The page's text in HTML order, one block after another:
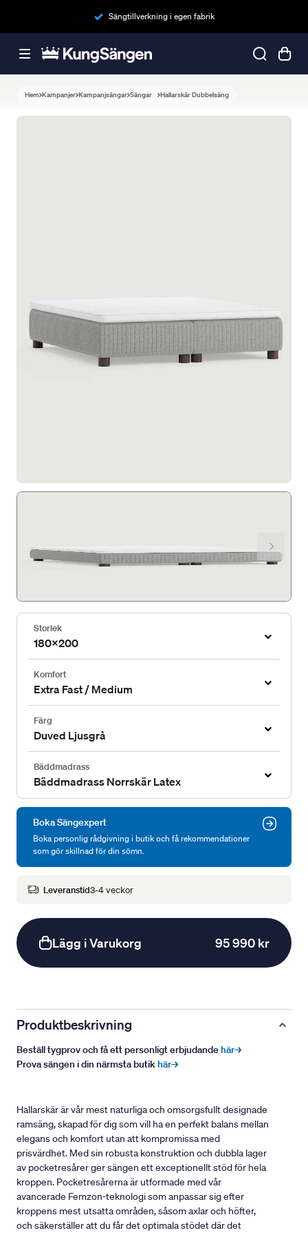
Sängtillverkning i egen fabrik
Hem Kampanjer Kampanjsängar Sängar Hallarskär Dubbelsäng
Storlek
180x200
Komfort
Extra Fast / Medium
Färg
Duved Ljusgrå
Bäddmadrass
Bäddmadrass Norrskär Latex
Boka Sängexpert
Boka personlig rådgivning i butik och få rekommendationer
som gör skillnad för din sömn.
Leveranstid3-4 veckor
Lägg i Varukorg 95 990 kr
Produktbeskrivning
Beställ tygprov och få ett personligt erbjudandehär→
Prova sängen i din närmsta butikhär→
Hallarskär är vår mest naturliga och omsorgsfullt designade
ramsäng, skapad för dig som vill ha en perfekt balans mellan
elegans och komfort utan att kompromissa med
prisvärdhet. Med sin robusta konstruktion och dubbla lager
av pocketresårer ger sängen ett exceptionellt stöd för hela
kroppen. Pocketresårerna är utformade med vår
avancerade Femzon-teknologi som anpassar sig efter
kroppens mest utsatta områden, såsom axlar och höfter,
och säkerställer att du får det optimala stödet där det